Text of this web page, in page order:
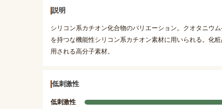
説明
シリコン系カチオン化合物のバリエーション。クオタニウ
を持つな機能性シリコン系カチオン素材に用いられる。化
用される高分子素材。
低刺激性
低刺激性